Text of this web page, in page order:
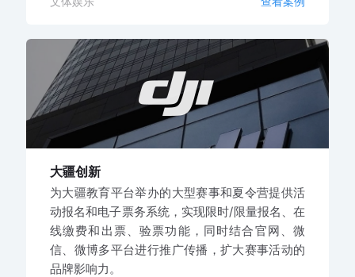
大疆创新
为大疆教育平台举办的大型赛事和夏令营提供活
动报名和电子票务系统，实现限时/限量报名、在
线缴费和出票、验票功能，同时结合官网、微
信、微博多平台进行推广传播，扩大赛事活动的
品牌影响力。